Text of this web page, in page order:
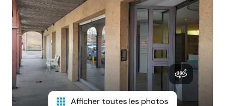
client
Afficher toutes les photos